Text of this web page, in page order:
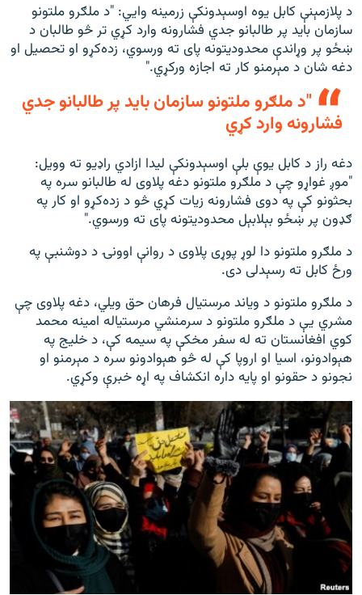
د پلازمېنې کابل يوه اوسېدونکې زرمينه وايي: "د ملګرو ملتونو
سازمان باید پر طالبانو جدي فشارونه وارد کړي تر څو طالبان د
ښځو پر وړاندې محدودیتونه پای ته ورسوي، زده‌کړو او تحصیل او
دغه شان د مېرمنو کار ته اجازه ورکړي."
"د ملګرو ملتونو سازمان باید پر طالبانو جدي
فشارونه وارد کړي
دغه راز د کابل يوې بلې اوسېدونکې ليدا ازادي راډيو ته وويل:
"موږ غواړو چې د ملګرو ملتونو دغه پلاوی له طالبانو سره په
بحثونو کې په دوی فشارونه زیات کړي څو د زده‌کړو او کار په
ګډون پر ښځو بېلابېل محدودیتونه پای ته ورسوي."
د ملګرو ملتونو دا لوړ پوړی پلاوی د روانې اوونۍ د دوشنبې په
ورځ کابل ته رسېدلی دی.
د ملګرو ملتونو د ویاند مرستیال فرهان حق ویلي، دغه پلاوی چې
مشري يې د ملګرو ملتونو د سرمنشي مرستیاله امینه محمد
کوي افغانستان ته له سفر مخکې په سیمه کې، د خلیج په
هېوادونو، اسیا او اروپا کې له څو هېوادونو سره د مېرمنو او
نجونو د حقونو او پایه داره انکشاف په اړه خبرې وکړي.